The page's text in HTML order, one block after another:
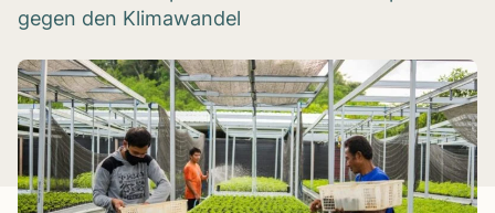
gegen den Klimawandel